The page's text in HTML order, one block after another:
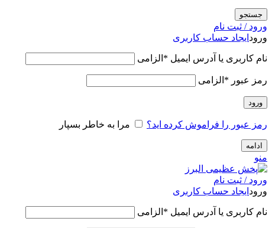
جستجو
ورود / ثبت نام
ورود ایجاد حساب کاربری
نام کاربری یا آدرس ایمیل * الزامی
رمز عبور * الزامی
ورود
رمز عبور را فراموش کرده اید؟ مرا به خاطر بسپار
ادامه
منو
ورود / ثبت نام
ورود ایجاد حساب کاربری
نام کاربری یا آدرس ایمیل * الزامی